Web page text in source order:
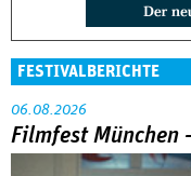
FESTIVALBERICHTE
06.08.2026
Filmfest München